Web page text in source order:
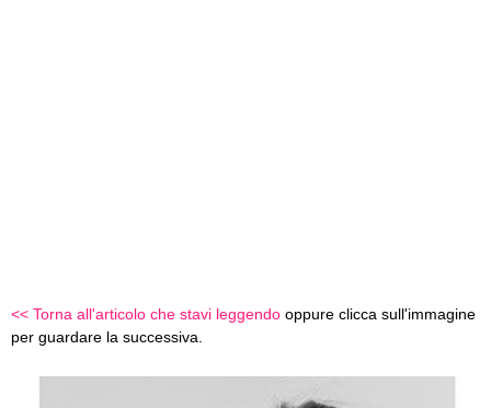
<< Torna all'articolo che stavi leggendo oppure clicca sull'immagine
per guardare la successiva.